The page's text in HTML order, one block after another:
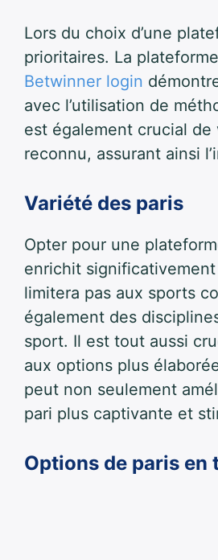
Lors du choix d’une
prioritaires. La
Betwinner login
avec l’utilisation de
est également crucial
reconnu, assurant ainsi
Variété des paris
Opter pour une
enrichit
limitera pas aux sports
également des
sport. Il est tout aussi
aux options plus
peut non seulement
pari plus captivante et
Options de paris en